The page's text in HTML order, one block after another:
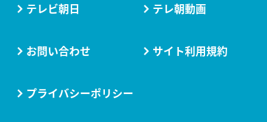
テレビ朝日 テレ朝動画
お問い合わせ サイト利用規約
プライバシーポリシー